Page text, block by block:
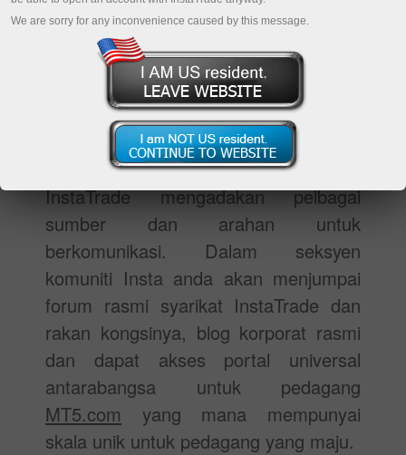
Seksyen komuniti Insta adalah salah
satu cara untuk pedagang yang
berminat dalam komunikasi
berterusan,berkongsi maklumat dan
pengalaman dengan pedagang yang
lain. Teristimewa untuk mereka
InstaTrade mengadakan pelbagai
sumber dan arahan untuk
berkomunikasi. Dalam seksyen
komuniti Insta anda akan menjumpai
forum rasmi syarikat InstaTrade dan
rakan kongsinya, blog korporat rasmi
dan dapat akses portal universal
antarabangsa untuk pedagang
MT5.com yang mana mempunyai
skala unik untuk pedagang yang maju.
We are sorry for any inconvenience caused by this message.